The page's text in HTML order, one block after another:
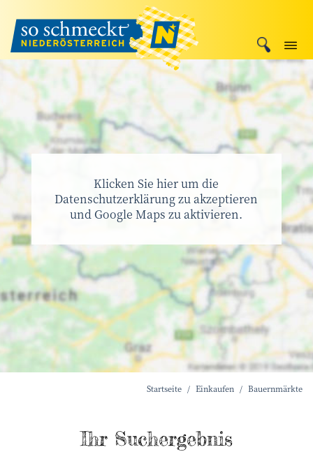
Klicken Sie hier um die
Datenschutzerklärung zu akzeptieren
und Google Maps zu aktivieren.
Startseite Einkaufen Bauernmärkte
Ihr Suchergebnis